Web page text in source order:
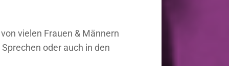
vielen Frauen & Männern
oder auch in den